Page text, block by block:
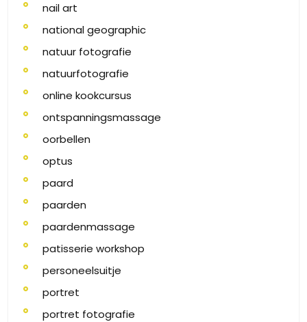
nail art
national geographic
natuur fotografie
natuurfotografie
online kookcursus
ontspanningsmassage
oorbellen
optus
paard
paarden
paardenmassage
patisserie workshop
personeelsuitje
portret
portret fotografie